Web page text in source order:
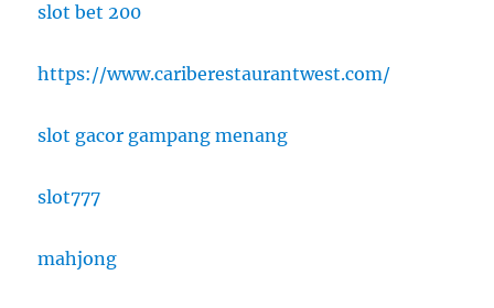
slot bet 200
https://www.cariberestaurantwest.com/
slot gacor gampang menang
slot777
mahjong